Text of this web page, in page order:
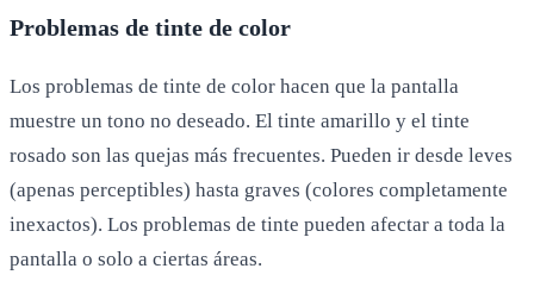
Problemas de tinte de color
Los problemas de tinte de color hacen que la pantalla
muestre un tono no deseado. El tinte amarillo y el tinte
rosado son las quejas más frecuentes. Pueden ir desde leves
(apenas perceptibles) hasta graves (colores completamente
inexactos). Los problemas de tinte pueden afectar a toda la
pantalla o solo a ciertas áreas.